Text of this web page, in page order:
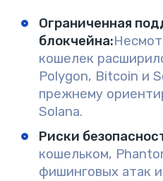
Ограниченная
блокчейна:
кошелек
Polygon, Bitcoin и
прежнему
Solana.
Риски
кошельком,
фишинговых атак